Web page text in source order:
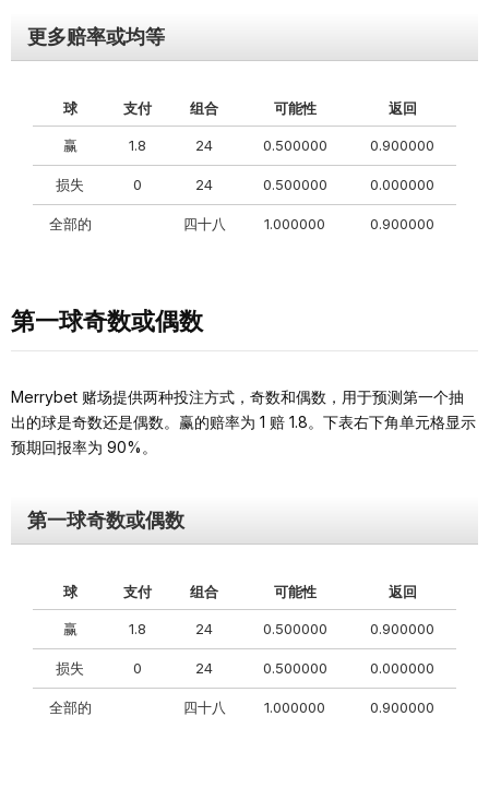
更多赔率或均等
球 支付 组合 可能性 返回
赢 1.8 24 0.500000 0.900000
损失 0 24 0.500000 0.000000
全部的 四十八 1.000000 0.900000
第一球奇数或偶数
Merrybet 赌场提供两种投注方式，奇数和偶数，用于预测第一个抽
出的球是奇数还是偶数。赢的赔率为 1 赔 1.8。下表右下角单元格显示
预期回报率为 90%。
第一球奇数或偶数
球 支付 组合 可能性 返回
赢 1.8 24 0.500000 0.900000
损失 0 24 0.500000 0.000000
全部的 四十八 1.000000 0.900000